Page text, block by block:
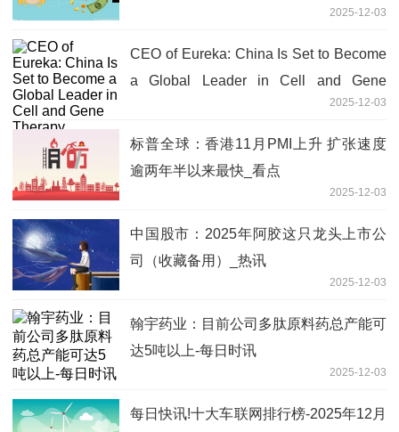
2025-12-03
CEO of Eureka: China Is Set to Become
a Global Leader in Cell and Gene
2025-12-03
标普全球：香港11月PMI上升 扩张速度
逾两年半以来最快_看点
2025-12-03
中国股市：2025年阿胶这只龙头上市公
司（收藏备用）_热讯
2025-12-03
翰宇药业：目前公司多肽原料药总产能可
达5吨以上-每日时讯
2025-12-03
每日快讯!十大车联网排行榜-2025年12月